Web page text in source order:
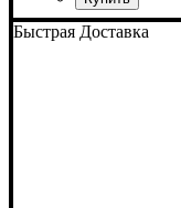
ширина, мм: 1100
высота, мм: 450
глубина, мм: 600
Быстрая Доставка